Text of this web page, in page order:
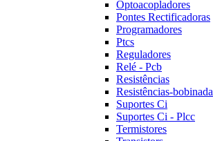
Optoacopladores
Pontes Rectificadoras
Programadores
Ptcs
Reguladores
Relé - Pcb
Resistências
Resistências-bobinada
Suportes Ci
Suportes Ci - Plcc
Termistores